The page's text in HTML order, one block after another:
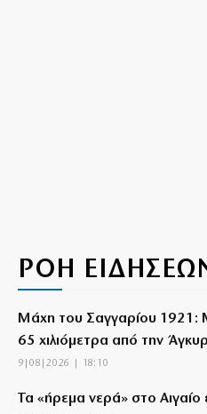
ΡΟΗ
Μάχη του Σαγγαρίου 1921:
65 χιλιόμετρα από την
9|08|2026 | 18:10
Τα «ήρεμα νερά» στο